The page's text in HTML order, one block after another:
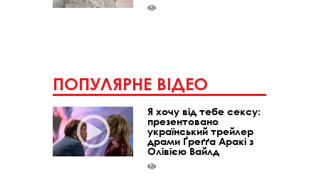
ПОПУЛЯРНЕ ВІДЕО
Я хочу від тебе сексу:
презентовано
український трейлер
драми Ґреґґа Аракі з
Олівією Вайлд